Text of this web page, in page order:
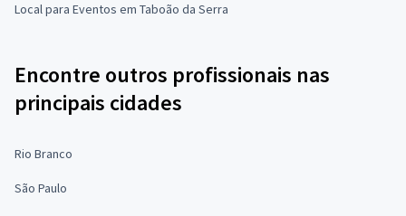
Local para Eventos em Taboão da Serra
Encontre outros profissionais nas
principais cidades
Rio Branco
São Paulo